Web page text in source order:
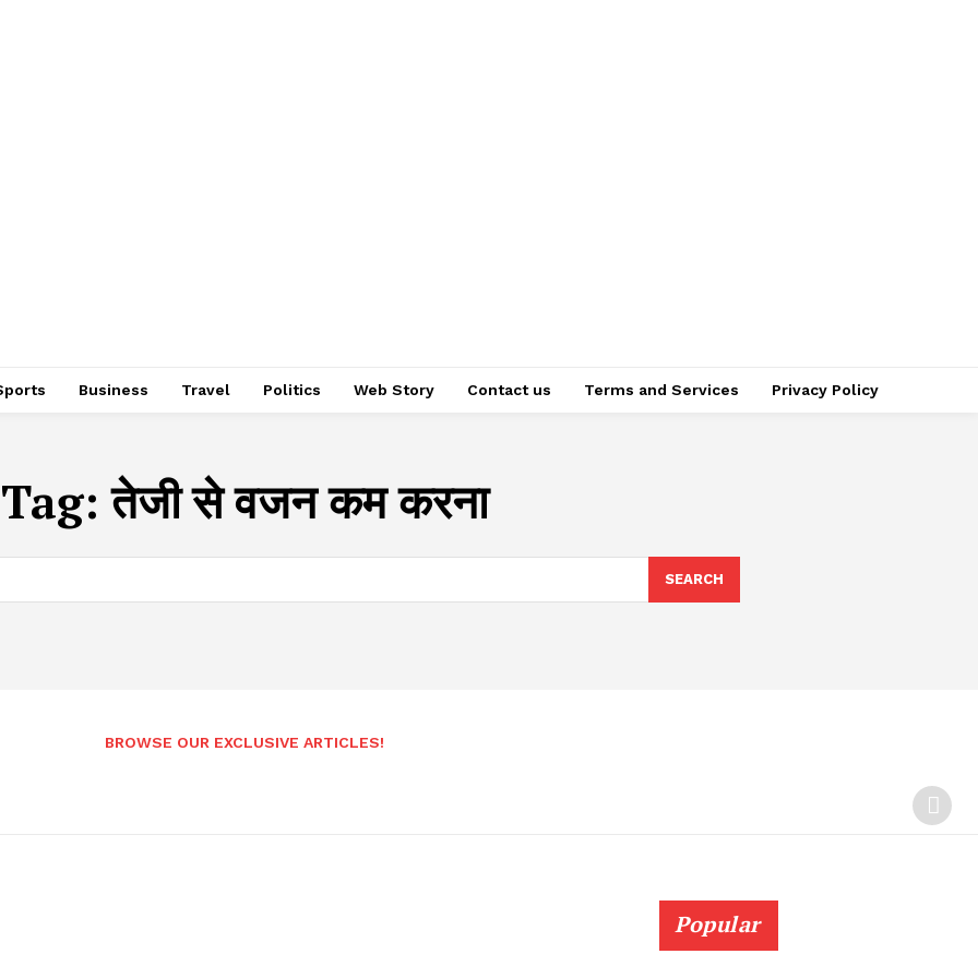
Business Travel Politics Web Story Contact us Terms and Services Privacy Policy
Tag:तेजी से वजन कम करना
SEARCH
BROWSE OUR EXCLUSIVE ARTICLES!
Popular